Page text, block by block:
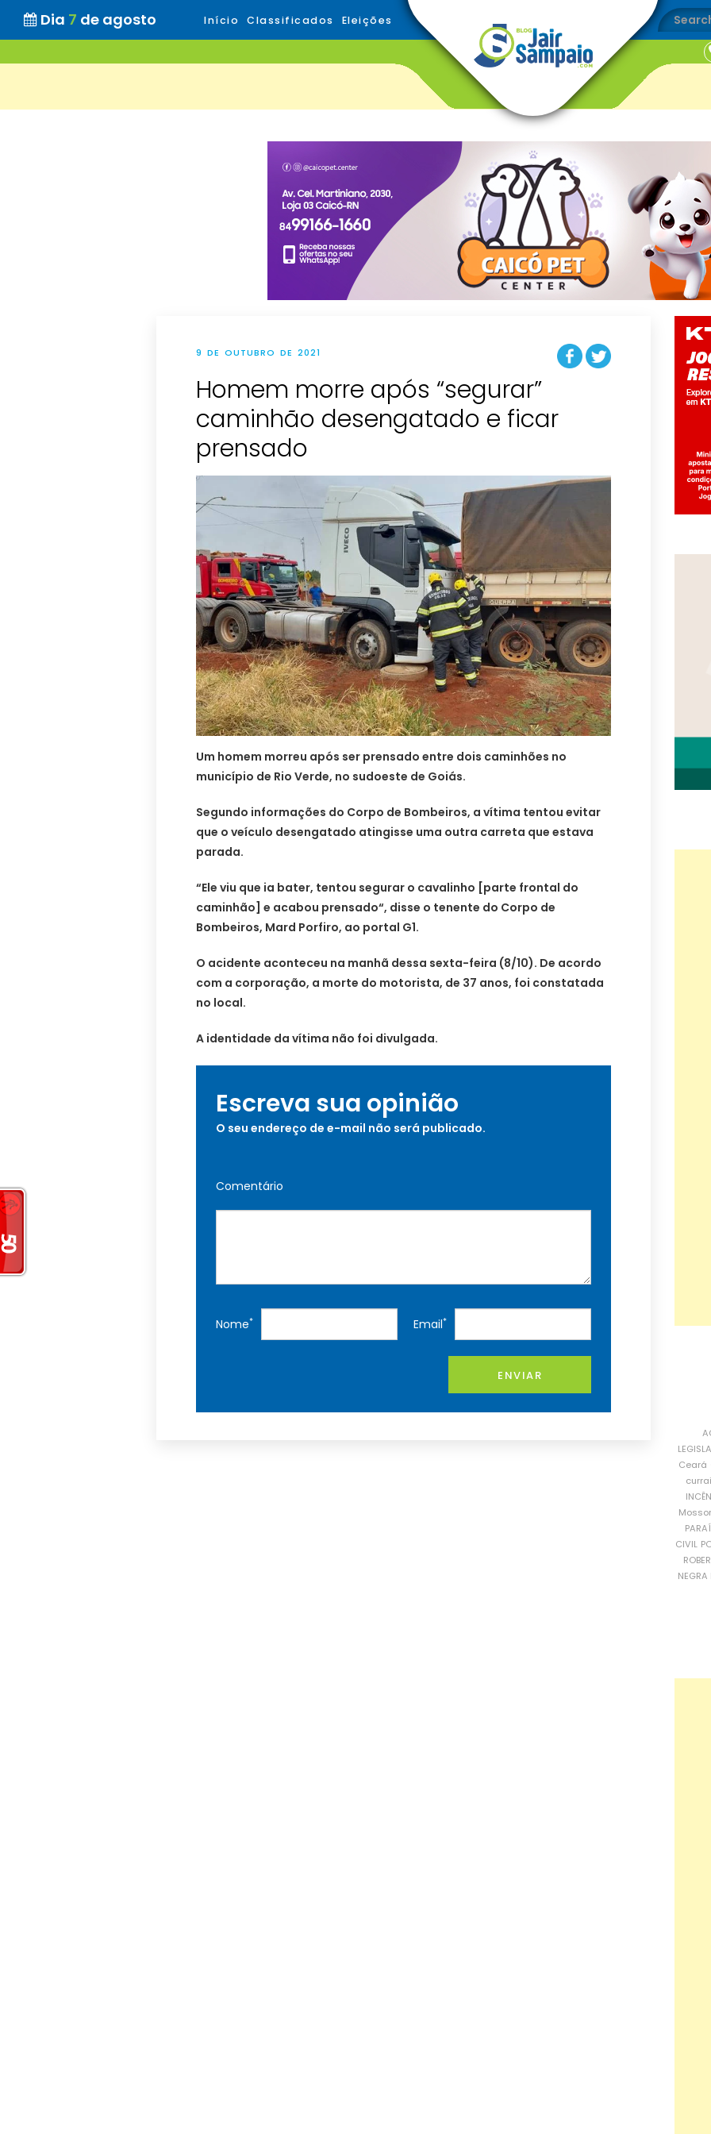
Dia 7 de agosto Início Classificados Eleições
9 DE OUTUBRO DE 2021
Homem morre após “segurar”
caminhão desengatado e ficar
prensado
Um homem morreu após ser prensado entre dois caminhões no
município de Rio Verde, no sudoeste de Goiás.
Segundo informações do Corpo de Bombeiros, a vítima tentou evitar
que o veículo desengatado atingisse uma outra carreta que estava
parada.
“Ele viu que ia bater, tentou segurar o cavalinho [parte frontal do
caminhão] e acabou prensado“, disse o tenente do Corpo de
Bombeiros, Mard Porfiro, ao portal G1.
O acidente aconteceu na manhã dessa sexta-feira (8/10). De acordo
com a corporação, a morte do motorista, de 37 anos, foi constatada
no local.
A identidade da vítima não foi divulgada.
Escreva sua opinião
O seu endereço de e-mail não será publicado.
Comentário
Nome* Email*
ENVIAR
Ceará
CIVIL
NEGRA